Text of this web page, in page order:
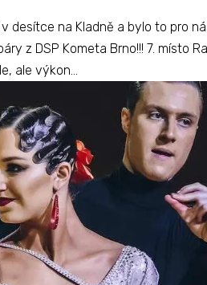
desítce na Kladně a bylo to pro
z DSP Kometa Brno!!! 7. místo
ale výkon...